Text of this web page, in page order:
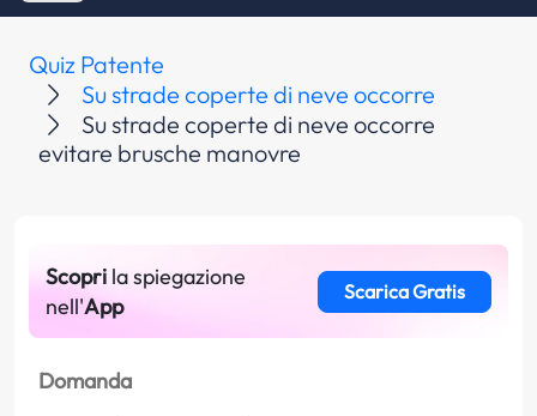
Quiz Patente
Su strade coperte di neve occorre
Su strade coperte di neve occorre
evitare brusche manovre
Scopri la spiegazione
nell'App
Scarica Gratis
Domanda